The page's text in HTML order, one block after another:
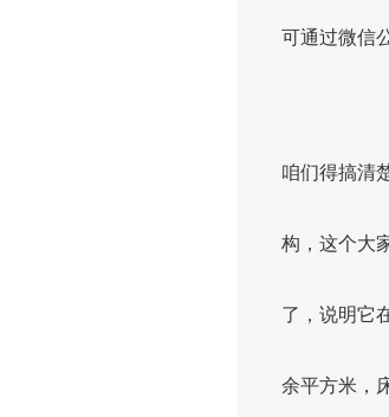
可通过微信
咱们得搞清
构，这个大
了，说明它
余平方米，